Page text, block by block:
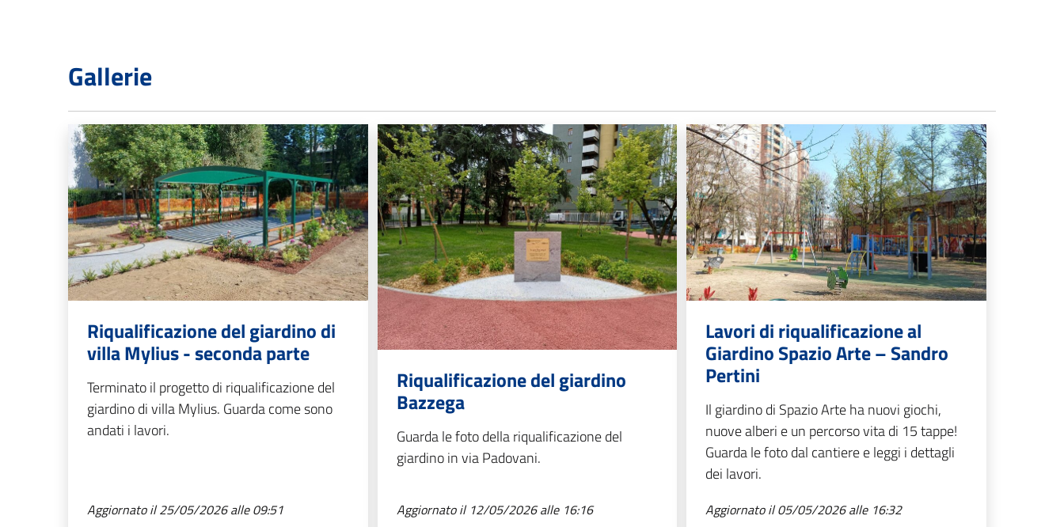
Gallerie
Riqualificazione del giardino di
villa Mylius - seconda parte
Terminato il progetto di riqualificazione del
giardino di villa Mylius. Guarda come sono
andati i lavori.
Aggiornato il 25/05/2026 alle 09:51
Riqualificazione del giardino
Bazzega
Guarda le foto della riqualificazione del
giardino in via Padovani.
Aggiornato il 12/05/2026 alle 16:16
Lavori di riqualificazione al
Giardino Spazio Arte – Sandro
Pertini
Il giardino di Spazio Arte ha nuovi giochi,
nuove alberi e un percorso vita di 15 tappe!
Guarda le foto dal cantiere e leggi i dettagli
dei lavori.
Aggiornato il 05/05/2026 alle 16:32